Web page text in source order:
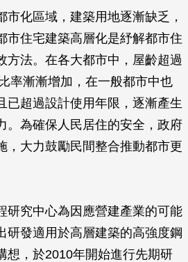
市化區域，建築用地逐漸缺乏，
市住宅建築高層化是紓解都市住
方法。在各大都市中，屋齡超過
率漸漸增加，在一般都市中也
已超過設計使用年限，逐漸產生
。為確保人民居住的安全，政府
，大力鼓勵民間整合推動都市更
研究中心為因應營建產業的可能
研發適用於高層建築的高強度鋼
想，於2010年開始進行先期研